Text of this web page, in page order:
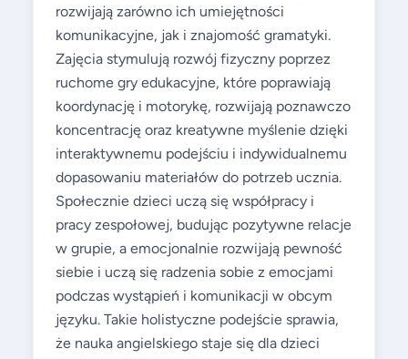
rozwijają zarówno ich umiejętności
komunikacyjne, jak i znajomość gramatyki.
Zajęcia stymulują rozwój fizyczny poprzez
ruchome gry edukacyjne, które poprawiają
koordynację i motorykę, rozwijają poznawczo
koncentrację oraz kreatywne myślenie dzięki
interaktywnemu podejściu i indywidualnemu
dopasowaniu materiałów do potrzeb ucznia.
Społecznie dzieci uczą się współpracy i
pracy zespołowej, budując pozytywne relacje
w grupie, a emocjonalnie rozwijają pewność
siebie i uczą się radzenia sobie z emocjami
podczas wystąpień i komunikacji w obcym
języku. Takie holistyczne podejście sprawia,
że nauka angielskiego staje się dla dzieci